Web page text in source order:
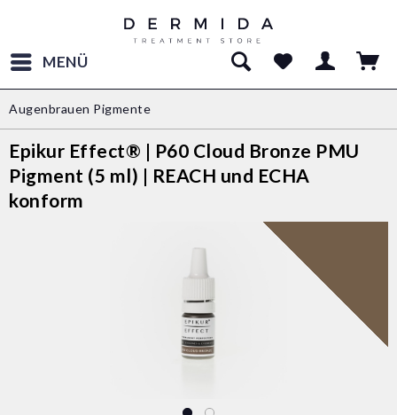
MENÜ
Augenbrauen Pigmente
Epikur Effect® | P60 Cloud Bronze PMU
Pigment (5 ml) | REACH und ECHA
konform